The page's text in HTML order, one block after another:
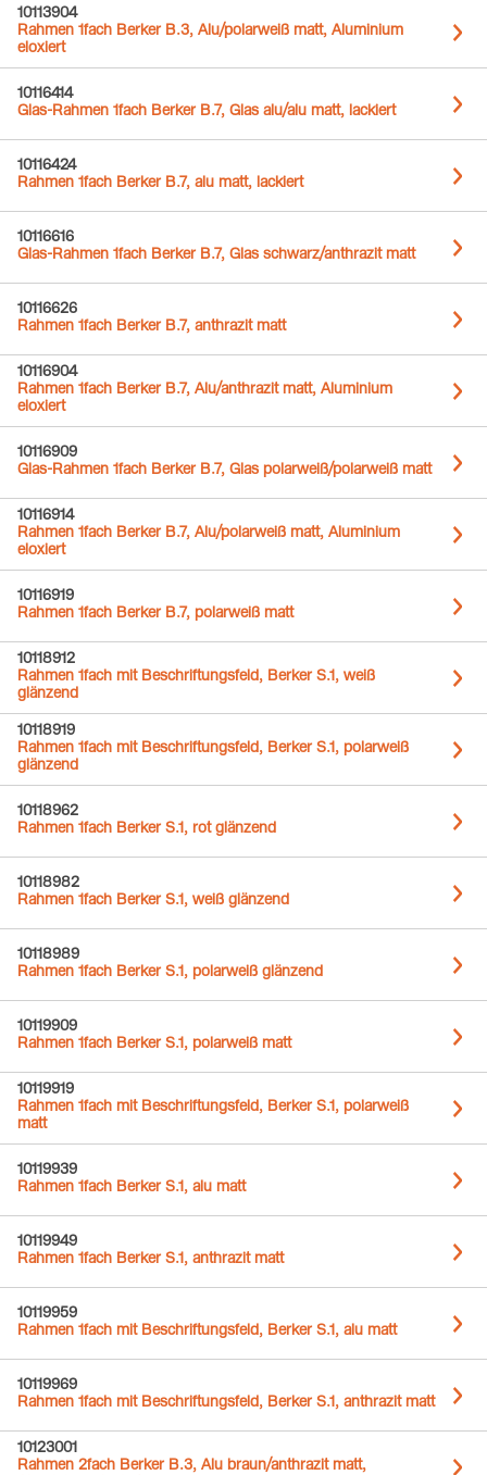
10113904
Rahmen 1fach Berker B.3, Alu/polarweiß matt, Aluminium
eloxiert
10116414
Glas-Rahmen 1fach Berker B.7, Glas alu/alu matt, lackiert
10116424
Rahmen 1fach Berker B.7, alu matt, lackiert
10116616
Glas-Rahmen 1fach Berker B.7, Glas schwarz/anthrazit matt
10116626
Rahmen 1fach Berker B.7, anthrazit matt
10116904
Rahmen 1fach Berker B.7, Alu/anthrazit matt, Aluminium
eloxiert
10116909
Glas-Rahmen 1fach Berker B.7, Glas polarweiß/polarweiß matt
10116914
Rahmen 1fach Berker B.7, Alu/polarweiß matt, Aluminium
eloxiert
10116919
Rahmen 1fach Berker B.7, polarweiß matt
10118912
Rahmen 1fach mit Beschriftungsfeld, Berker S.1, weiß
glänzend
10118919
Rahmen 1fach mit Beschriftungsfeld, Berker S.1, polarweiß
glänzend
10118962
Rahmen 1fach Berker S.1, rot glänzend
10118982
Rahmen 1fach Berker S.1, weiß glänzend
10118989
Rahmen 1fach Berker S.1, polarweiß glänzend
10119909
Rahmen 1fach Berker S.1, polarweiß matt
10119919
Rahmen 1fach mit Beschriftungsfeld, Berker S.1, polarweiß
matt
10119939
Rahmen 1fach Berker S.1, alu matt
10119949
Rahmen 1fach Berker S.1, anthrazit matt
10119959
Rahmen 1fach mit Beschriftungsfeld, Berker S.1, alu matt
10119969
Rahmen 1fach mit Beschriftungsfeld, Berker S.1, anthrazit matt
10123001
Rahmen 2fach Berker B.3, Alu braun/anthrazit matt,